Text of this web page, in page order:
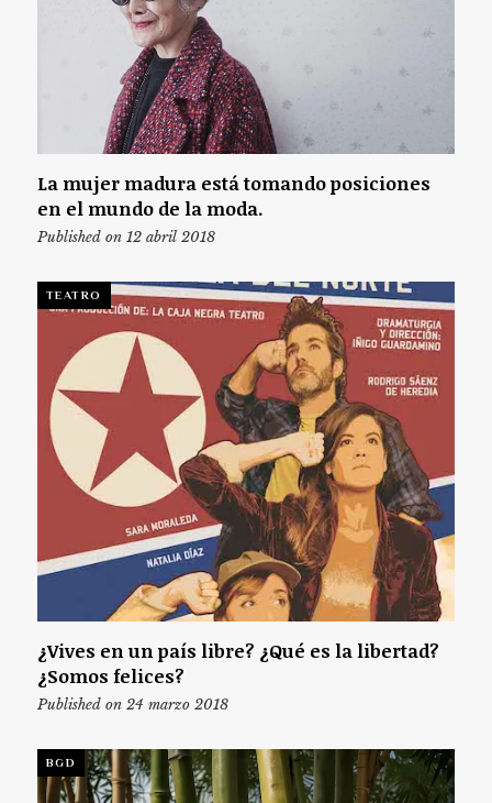
La mujer madura está tomando posiciones
en el mundo de la moda.
Published on 12 abril 2018
TEATRO
¿Vives en un país libre? ¿Qué es la libertad?
¿Somos felices?
Published on 24 marzo 2018
BGD